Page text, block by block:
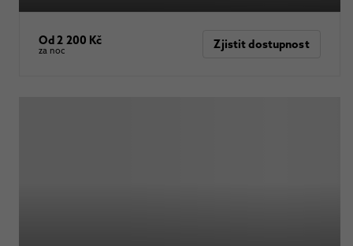
Od 2 200 Kč
za noc Zjistit dostupnost